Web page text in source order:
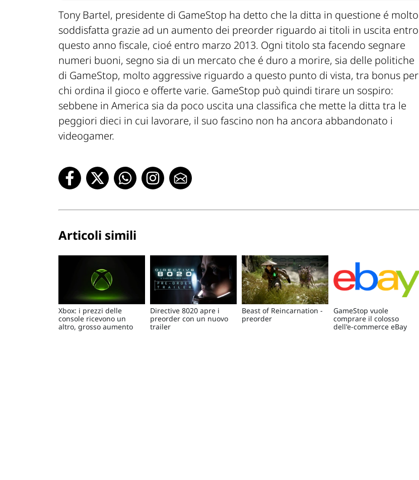
Tony Bartel, presidente di GameStop ha detto che la ditta in questione é molto
soddisfatta grazie ad un aumento dei preorder riguardo ai titoli in uscita entro
questo anno fiscale, cioé entro marzo 2013. Ogni titolo sta facendo segnare
numeri buoni, segno sia di un mercato che é duro a morire, sia delle politiche
di GameStop, molto aggressive riguardo a questo punto di vista, tra bonus per
chi ordina il gioco e offerte varie. GameStop può quindi tirare un sospiro:
sebbene in America sia da poco uscita una classifica che mette la ditta tra le
peggiori dieci in cui lavorare, il suo fascino non ha ancora abbandonato i
videogamer.
Articoli simili
Xbox: i prezzi delle
console ricevono un
altro, grosso aumento
Directive 8020 apre i
preorder con un nuovo
trailer
Beast of Reincarnation -
preorder
GameStop vuole
comprare il colosso
dell'e-commerce eBay